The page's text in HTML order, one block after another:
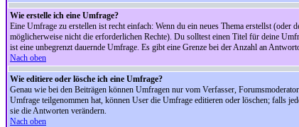
Wie erstelle ich eine Umfrage?
Eine Umfrage zu erstellen ist recht einfach: Wenn du ein neues Thema erstellst
möglicherweise nicht die erforderlichen Rechte). Du solltest einen Titel für deine
ist eine unbegrenzt dauernde Umfrage. Es gibt eine Grenze bei der Anzahl an
Nach oben
Wie editiere oder lösche ich eine Umfrage?
Genau wie bei den Beiträgen können Umfragen nur vom Verfasser,
Umfrage teilgenommen hat, können User die Umfrage editieren oder löschen; falls
sie die Antworten verändern.
Nach oben